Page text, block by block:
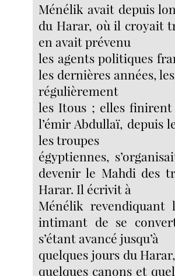
Ménélik avait depuis
du Harar, où il croyait
en avait prévenu
les agents politiques
les dernières années,
régulièrement
les Itous ; elles finirent
l’émir Abdullaï, depuis
les troupes
égyptiennes,
devenir le Mahdi des
Harar. Il écrivit à
Ménélik
intimant de se
s’étant avancé jusqu’à
quelques jours du
quelques canons et